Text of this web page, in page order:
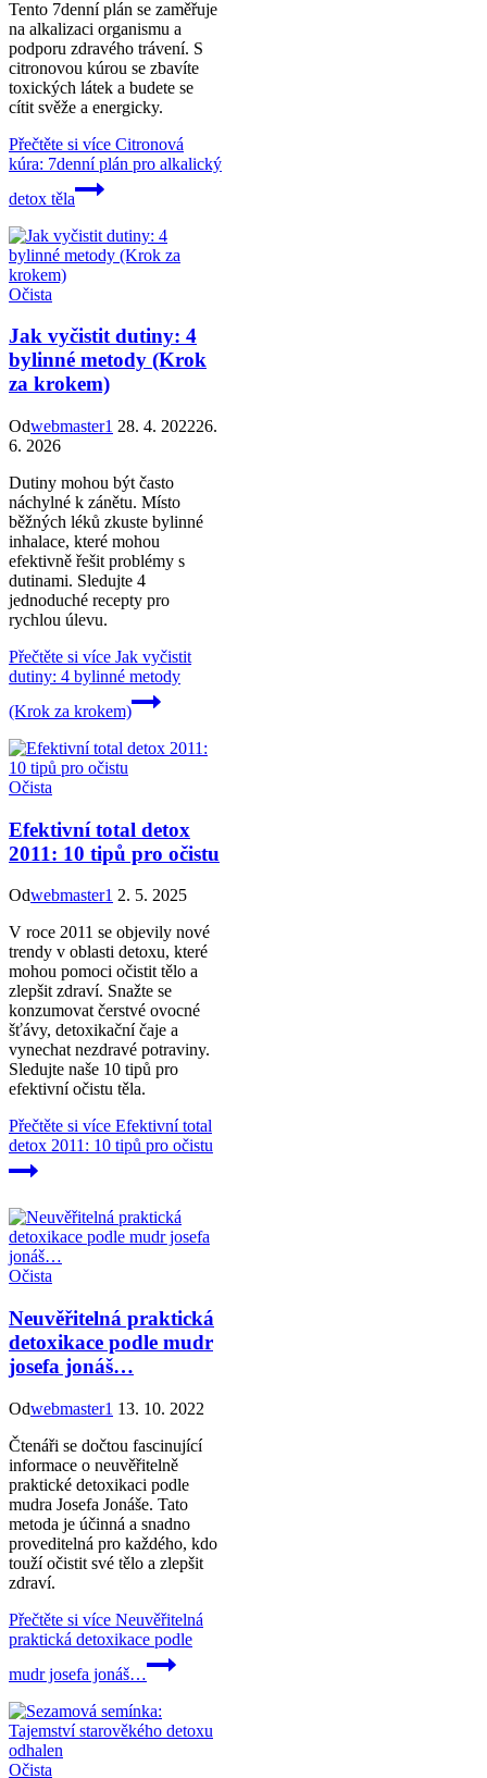
Tento 7denní plán se zaměřuje
na alkalizaci organismu a
podporu zdravého trávení. S
citronovou kúrou se zbavíte
toxických látek a budete se
cítit svěže a energicky.
Přečtěte si více Citronová
kúra: 7denní plán pro alkalický
detox těla
Očista
Jak vyčistit dutiny: 4
bylinné metody (Krok
za krokem)
Odwebmaster1 28. 4. 202226.
6. 2026
Dutiny mohou být často
náchylné k zánětu. Místo
běžných léků zkuste bylinné
inhalace, které mohou
efektivně řešit problémy s
dutinami. Sledujte 4
jednoduché recepty pro
rychlou úlevu.
Přečtěte si více Jak vyčistit
dutiny: 4 bylinné metody
(Krok za krokem)
Očista
Efektivní total detox
2011: 10 tipů pro očistu
Odwebmaster1 2. 5. 2025
V roce 2011 se objevily nové
trendy v oblasti detoxu, které
mohou pomoci očistit tělo a
zlepšit zdraví. Snažte se
konzumovat čerstvé ovocné
šťávy, detoxikační čaje a
vynechat nezdravé potraviny.
Sledujte naše 10 tipů pro
efektivní očistu těla.
Přečtěte si více Efektivní total
detox 2011: 10 tipů pro očistu
Očista
Neuvěřitelná praktická
detoxikace podle mudr
josefa jonáš…
Odwebmaster1 13. 10. 2022
Čtenáři se dočtou fascinující
informace o neuvěřitelně
praktické detoxikaci podle
mudra Josefa Jonáše. Tato
metoda je účinná a snadno
proveditelná pro každého, kdo
touží očistit své tělo a zlepšit
zdraví.
Přečtěte si více Neuvěřitelná
praktická detoxikace podle
mudr josefa jonáš…
Očista